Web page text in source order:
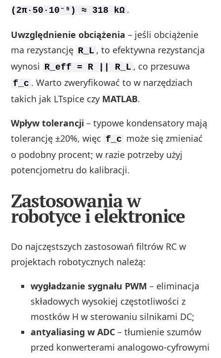
(2π·50·10⁻⁵) ≈ 318 kΩ .
Uwzględnienie obciążenia – jeśli obciążenie
ma rezystancję R_L , to efektywna rezystancja
wynosi R_eff = R || R_L , co przesuwa
f_c . Warto zweryfikować to w narzędziach
takich jak LTspice czy MATLAB.
Wpływ tolerancji – typowe kondensatory mają
tolerancję ±20%, więc f_c może się zmieniać
o podobny procent; w razie potrzeby użyj
potencjometru do kalibracji.
Zastosowania w
robotyce i elektronice
Do najczęstszych zastosowań filtrów RC w
projektach robotycznych należą:
wygładzanie sygnału PWM – eliminacja
składowych wysokiej częstotliwości z
mostków H w sterowaniu silnikami DC;
antyaliasing w ADC – tłumienie szumów
przed konwerterami analogowo-cyfrowymi